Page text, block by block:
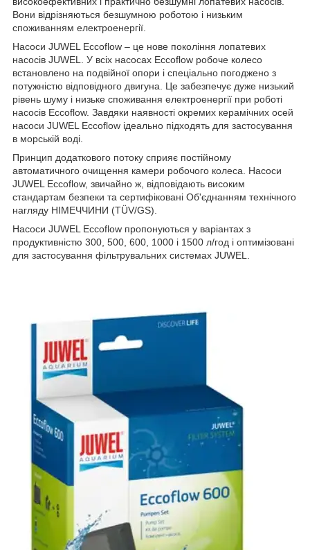
Вони відрізняються безшумною роботою і низьким
споживанням електроенергії.
Насоси JUWEL Eccoflow – це нове покоління лопатевих
насосів JUWEL. У всіх насосах Eccoflow робоче колесо
встановлено на подвійної опори і спеціально погоджено з
потужністю відповідного двигуна. Це забезпечує дуже низький
рівень шуму і низьке споживання електроенергії при роботі
насосів Eccoflow. Завдяки наявності окремих керамічних осей
насоси JUWEL Eccoflow ідеально підходять для застосування
в морській воді.
Принцип додаткового потоку сприяє постійному
автоматичного очищення камери робочого колеса. Насоси
JUWEL Eccoflow, звичайно ж, відповідають високим
стандартам безпеки та сертифіковані Об'єднанням технічного
нагляду НІМЕЧЧИНИ (TÜV/GS).
Насоси JUWEL Eccoflow пропонуються у варіантах з
продуктивністю 300, 500, 600, 1000 і 1500 л/год і оптимізовані
для застосування фільтрувальних системах JUWEL.